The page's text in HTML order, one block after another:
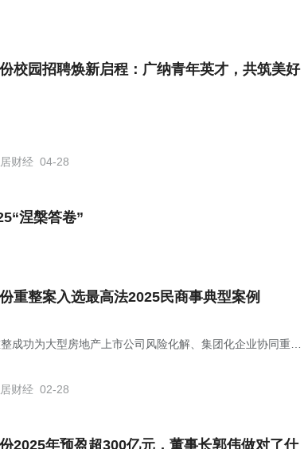
校园招聘焕新启程：广纳青年英才，共筑美好
财经 04-28
涅槃答卷”
重整案入选最高法2025民商事典型案例
成功为大型房地产上市公司风险化解、集团化企业协同重
财经 02-28
2025年预盈超300亿元，董事长郭伟做对了什